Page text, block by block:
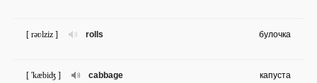
rolls
[ rəʋlziz ] булочка
cabbage
[ 'kæbiʤ ] капуста